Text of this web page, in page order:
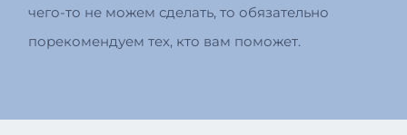
чего-то не можем сделать, то обязательно
порекомендуем тех, кто вам поможет.